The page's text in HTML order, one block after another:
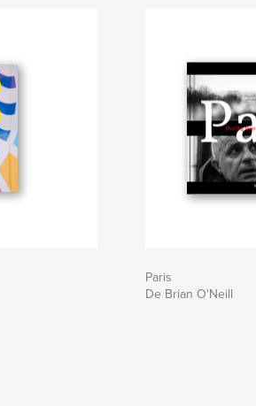
Paris
De Brian O'Neill